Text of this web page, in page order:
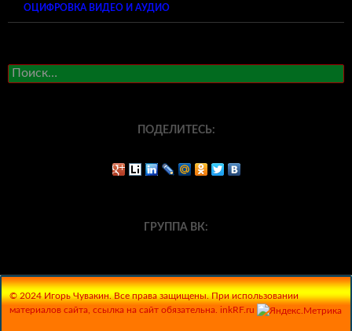
ОЦИФРОВКА ВИДЕО И АУДИО
Найти:
ПОДЕЛИТЕСЬ:
ГРУППА ВК:
© 2024 Игорь Чувакин. Все права защищены. При использовании
материалов сайта, ссылка на сайт обязательна. inkRF.ru